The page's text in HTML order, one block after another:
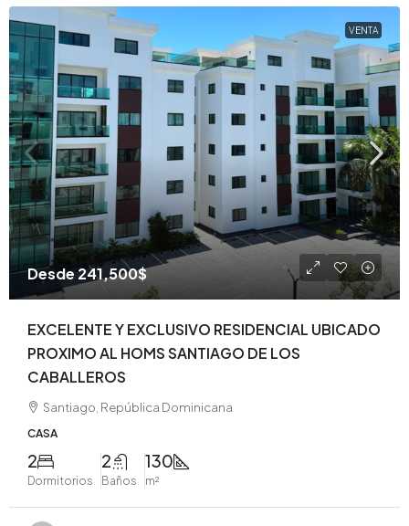
VENTA
Desde241,500$
EXCELENTE Y EXCLUSIVO RESIDENCIAL UBICADO
PROXIMO AL HOMS SANTIAGO DE LOS
CABALLEROS
Santiago, República Dominicana
CASA
2
Dormitorios
2
Baños
130
m²